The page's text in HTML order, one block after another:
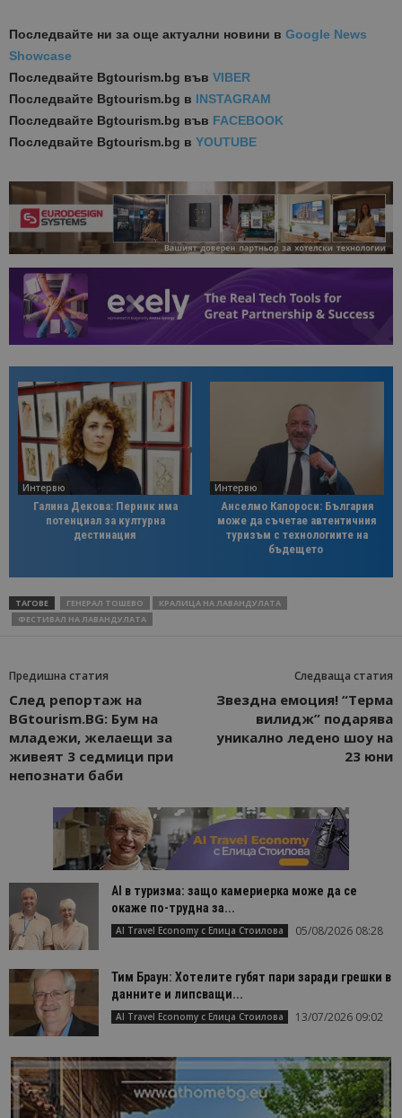
Последвайте ни за още актуални новини в Google News
Showcase
Последвайте Bgtourism.bg във VIBER
Последвайте Bgtourism.bg в INSTAGRAM
Последвайте Bgtourism.bg във FACEBOOK
Последвайте Bgtourism.bg в YOUTUBE
Интервю
Галина Декова: Перник има
потенциал за културна
дестинация
Интервю
Анселмо Капороси: България
може да съчетае автентичния
туризъм с технологиите на
бъдещето
ТАГОВЕ ГЕНЕРАЛ ТОШЕВО
КРАЛИЦА НА ЛАВАНДУЛАТА
ФЕСТИВАЛ НА ЛАВАНДУЛАТА
Предишна статия
След репортаж на
BGtourism.BG: Бум на
младежи, желаещи за
живеят 3 седмици при
непознати баби
Следваща статия
Звездна емоция! “Терма
вилидж” подарява
уникално ледено шоу на
23 юни
AI в туризма: защо камериерка може да се
окаже по-трудна за...
AI Travel Economy с Елица Стоилова 05/08/2026 08:28
Тим Браун: Хотелите губят пари заради грешки в
данните и липсващи...
AI Travel Economy с Елица Стоилова 13/07/2026 09:02